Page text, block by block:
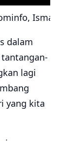
Ismail
dalam
lagi
yang kita